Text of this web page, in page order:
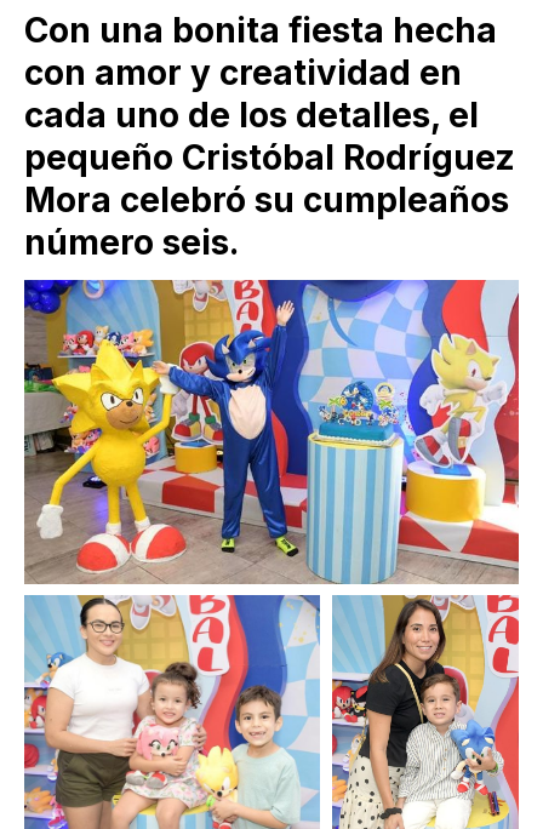
Con una bonita fiesta hecha
con amor y creatividad en
cada uno de los detalles, el
pequeño Cristóbal Rodríguez
Mora celebró su cumpleaños
número seis.